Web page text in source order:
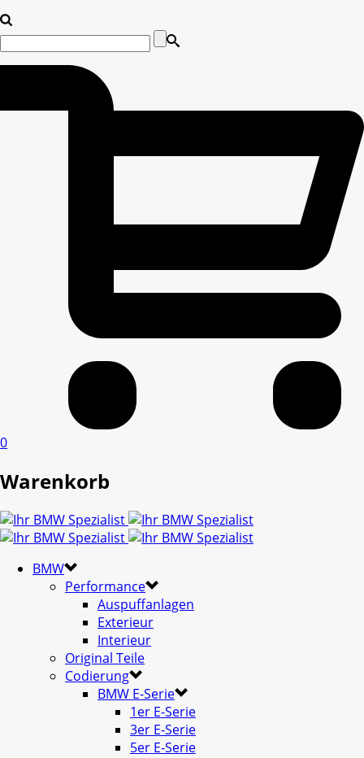
0
Warenkorb
BMW
Performance
Auspuffanlagen
Exterieur
Interieur
Original Teile
Codierung
BMW E-Serie
1er E-Serie
3er E-Serie
5er E-Serie